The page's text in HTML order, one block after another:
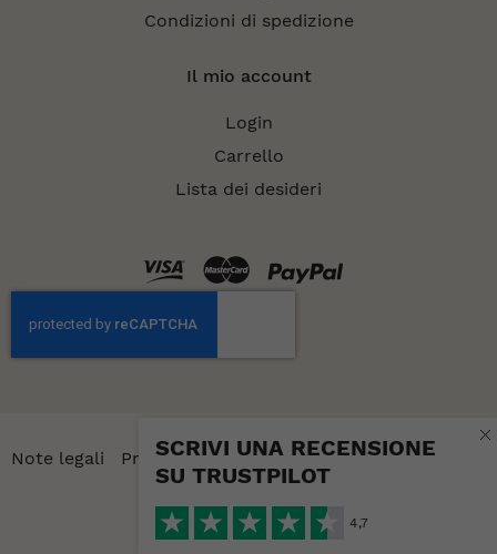
SCRIVI UNA RECENSIONE
SU TRUSTPILOT
4,7
Condizioni di spedizione
Il mio account
Login
Carrello
Lista dei desideri
Note legali Privacy Cookies Lingua
IT